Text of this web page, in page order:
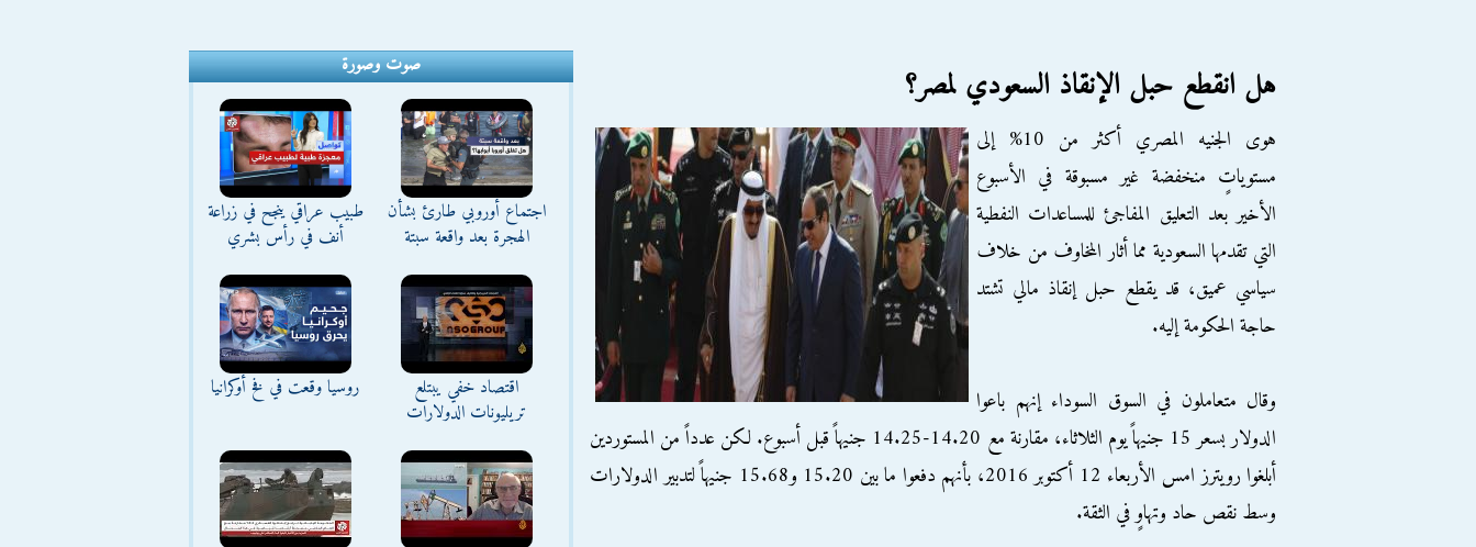
هل انقطع حبل الإنقاذ السعودي لمصر؟
هوى الجنيه المصري أكثر من 10% إلى
مستوياتٍ منخفضة غير مسبوقة في الأسبوع
الأخير بعد التعليق المفاجئ للمساعدات النفطية
التي تقدمها السعودية مما أثار المخاوف من خلاف
سياسي عميق، قد يقطع حبل إنقاذ مالي تشتد
حاجة الحكومة إليه.
وقال متعاملون في السوق السوداء إنهم باعوا
الدولار بسعر 15 جنيهاً يوم الثلاثاء، مقارنة مع 14.20-14.25 جنيهاً قبل أسبوع. لكن عدداً من المستوردين
أبلغوا رويترز امس الأربعاء 12 أكتوبر 2016، بأنهم دفعوا ما بين 15.20 و15.68 جنيهاً لتدبير الدولارات
وسط نقص حاد وتهاوٍ في الثقة.
صوت وصورة
اجتماع أوروبي طارئ بشأن
الهجرة بعد واقعة سبتة
طبيب عراقي ينجح في زراعة
أنف في رأس بشري
اقتصاد خفي يبتلع
تريليونات الدولارات
روسيا وقعت في فخ أوكرانيا